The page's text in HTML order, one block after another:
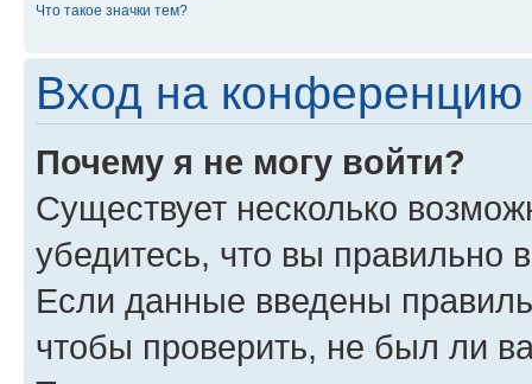
Что такое значки тем?
Вход на конференцию
Почему я не могу войти?
Существует несколько
убедитесь, что вы правильно
Если данные введены
чтобы проверить, не был ли